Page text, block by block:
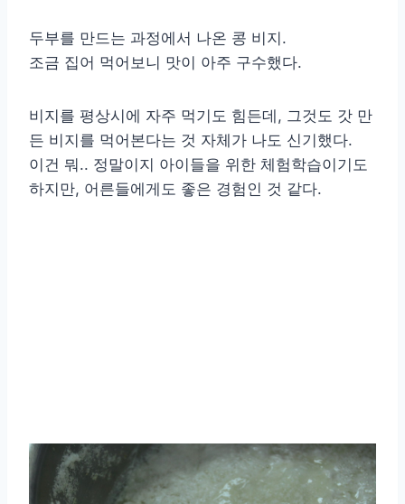
두부를 만드는 과정에서 나온 콩 비지.
조금 집어 먹어보니 맛이 아주 구수했다.
비지를 평상시에 자주 먹기도 힘든데, 그것도 갓 만
든 비지를 먹어본다는 것 자체가 나도 신기했다.
이건 뭐.. 정말이지 아이들을 위한 체험학습이기도
하지만, 어른들에게도 좋은 경험인 것 같다.